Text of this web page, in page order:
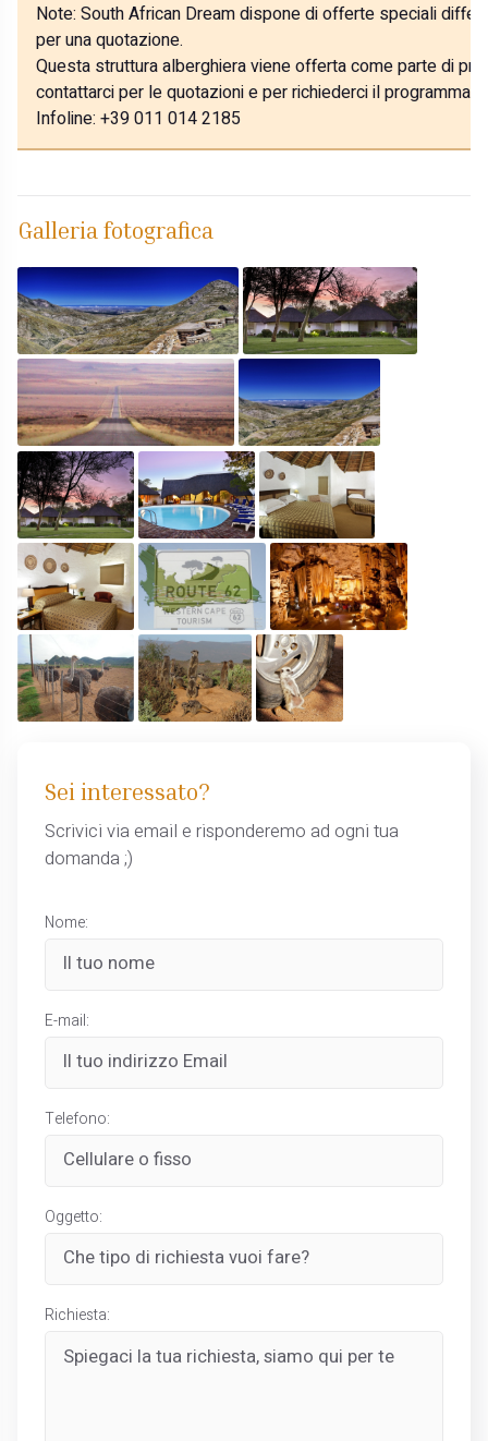
Note: South African Dream dispone di offerte speciali
per una quotazione.
Questa struttura alberghiera viene offerta come parte di
contattarci per le quotazioni e per richiederci il programma
Infoline: +39 011 014 2185
Galleria fotografica
Sei interessato?
Scrivici via email e risponderemo ad ogni tua
domanda ;)
Nome:
E-mail:
Telefono:
Oggetto:
Richiesta: